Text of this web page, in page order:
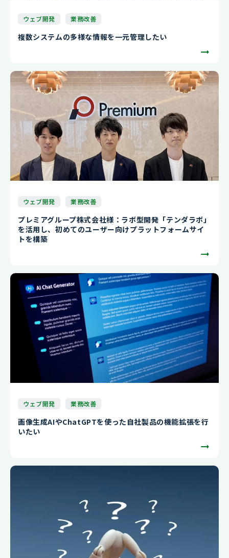
ウェブ開発 業務改善
複数システムの多様な情報を一元管理したい
ウェブ開発 業務改善
プレミアグループ株式会社様：ラボ型開発「テンダラボ」
を活用し、初めてのユーザー向けプラットフォームサイ
トを構築
ウェブ開発 業務改善
画像生成AIやChatGPTを使った自社製品の機能拡張を行
いたい